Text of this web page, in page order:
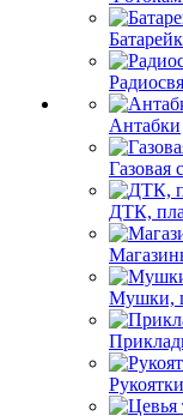
Антабки
Газовая
ДТК,
Мушки,
Рукоятки